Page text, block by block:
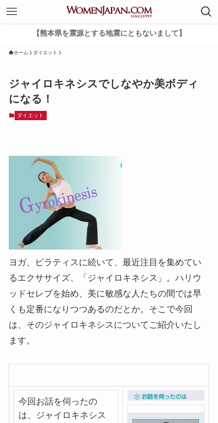
【熊本県を震源とする地震にともないまして】
ホーム ダイエット
ジャイロキネシスでしなやか美ボディ
になる！
ダイエット
ヨガ、ピラティスに続いて、最近注目を集めてい
るエクササイズ、「ジャイロキネシス」。ハリウ
ッドセレブを始め、美に敏感な人たちの間では早
くも定番になりつつあるのだとか。そこで今回
は、そのジャイロキネシスについてご紹介いたし
ます。
今回お話を伺ったの
は、ジャイロキネシス